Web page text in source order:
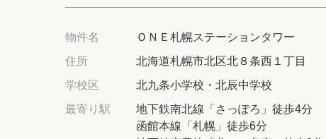
物件名
ＯＮＥ札幌ステーションタワー
住所
北海道札幌市北区北８条西１丁目
学校区
北九条小学校・北辰中学校
最寄り駅
地下鉄南北線「さっぽろ」徒歩4分
函館本線「札幌」徒歩6分